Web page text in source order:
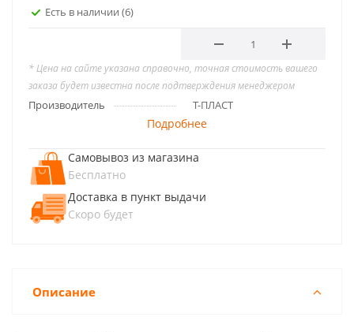
Есть в наличии (6)
* Цена на сайте указана справочно, точная стоимость вашего
заказа будет известна после подтверждения менеджером
Производитель Т-ПЛАСТ
Подробнее
Самовывоз из магазина
Бесплатно
Доставка в пункт выдачи
Скоро будет
Описание